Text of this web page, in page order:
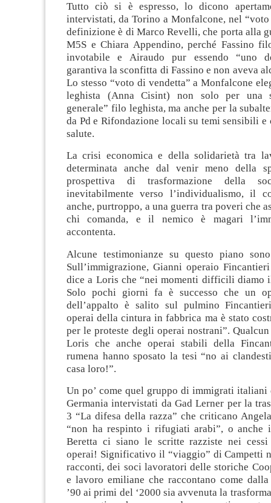
Tutto ciò si è espresso, lo dicono
intervistati, da Torino a Monfalcone, nel
definizione è di Marco Revelli, che porta alla
M5S e Chiara Appendino, perché Fassino
invotabile e Airaudo pur essendo “uno
garantiva la sconfitta di Fassino e non aveva
Lo stesso “voto di vendetta” a Monfalcone
leghista (Anna Cisint) non solo per una
generale” filo leghista, ma anche per la
da Pd e Rifondazione locali su temi sensibili
salute.
La crisi economica e della solidarietà tra
determinata anche dal venir meno della
prospettiva di trasformazione della
inevitabilmente verso l’individualismo, il
anche, purtroppo, a una guerra tra poveri che
chi comanda, e il nemico è magari
accontenta.
Alcune testimonianze su questo piano
Sull’immigrazione, Gianni operaio
dice a Loris che “nei momenti difficili diamo
Solo pochi giorni fa è successo che un
dell’appalto è salito sul pulmino
operai della cintura in fabbrica ma è stato
per le proteste degli operai nostrani”.
Loris che anche operai stabili della
rumena hanno sposato la tesi “no ai
casa loro!”.
Un po’ come quel gruppo di immigrati
Germania intervistati da Gad Lerner per la
3 “La difesa della razza” che criticano
“non ha respinto i rifugiati arabi”, o anche
Beretta ci siano le scritte razziste nei
operai! Significativo il “viaggio” di Campetti
racconti, dei soci lavoratori delle storiche
e lavoro emiliane che raccontano come
’90 ai primi del ‘2000 sia avvenuta la